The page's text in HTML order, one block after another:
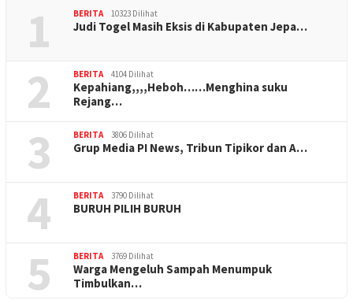
1 BERITA 10323 Dilihat
Judi Togel Masih Eksis di Kabupaten Jepa…
2 BERITA 4104 Dilihat
Kepahiang,,,,Heboh……Menghina suku
Rejang…
3 BERITA 3806 Dilihat
Grup Media PI News, Tribun Tipikor dan A…
4 BERITA 3790 Dilihat
BURUH PILIH BURUH
5 BERITA 3769 Dilihat
Warga Mengeluh Sampah Menumpuk
Timbulkan…